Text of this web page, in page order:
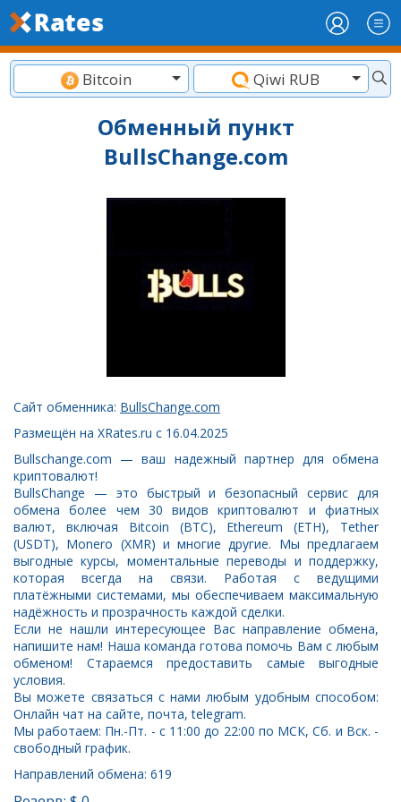
Bitcoin Qiwi RUB
Обменный пункт
BullsChange.com
Сайт обменника: BullsChange.com
Размещён на XRates.ru с 16.04.2025
Bullschange.com — ваш надежный партнер для обмена
криптовалют!
BullsChange — это быстрый и безопасный сервис для
обмена более чем 30 видов криптовалют и фиатных
валют, включая Bitcoin (BTC), Ethereum (ETH), Tether
(USDT), Monero (XMR) и многие другие. Мы предлагаем
выгодные курсы, моментальные переводы и поддержку,
которая всегда на связи. Работая с ведущими
платёжными системами, мы обеспечиваем максимальную
надёжность и прозрачность каждой сделки.
Если не нашли интересующее Вас направление обмена,
напишите нам! Наша команда готова помочь Вам с любым
обменом! Стараемся предоставить самые выгодные
условия.
Вы можете связаться с нами любым удобным способом:
Онлайн чат на сайте, почта, telegram.
Мы работаем: Пн.-Пт. - с 11:00 до 22:00 по МСК, Сб. и Вск. -
свободный график.
Направлений обмена: 619